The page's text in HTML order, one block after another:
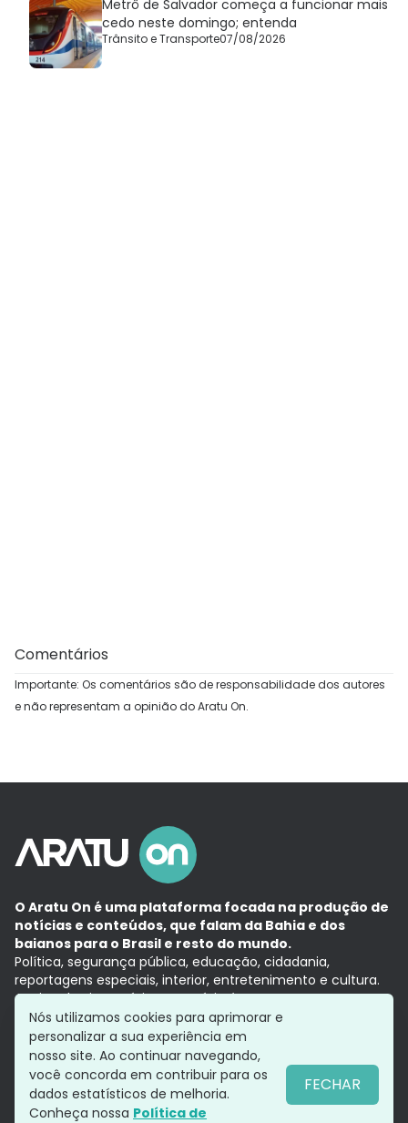
Metrô de Salvador começa a funcionar mais
cedo neste domingo; entenda
Trânsito e Transporte07/08/2026
Comentários
Importante: Os comentários são de responsabilidade dos autores
e não representam a opinião do Aratu On.
O Aratu On é uma plataforma focada na produção de
notícias e conteúdos, que falam da Bahia e dos
baianos para o Brasil e resto do mundo.
Política, segurança pública, educação, cidadania,
reportagens especiais, interior, entretenimento e cultura.
Aqui, tudo vira notícia e a notícia é no tempo presente,
com a credibilidade do Grupo Aratu.
Grupo Aratu
Política de privacidade
Siga-nos
Nós utilizamos cookies para aprimorar e
personalizar a sua experiência em
nosso site. Ao continuar navegando,
você concorda em contribuir para os
dados estatísticos de melhoria.
Conheça nossa Política de
FECHAR